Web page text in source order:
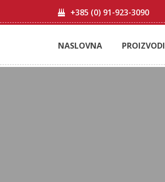
+385 (0) 91-923-3090
NASLOVNA PROIZVODI